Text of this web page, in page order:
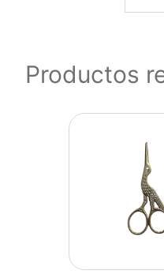
Productos